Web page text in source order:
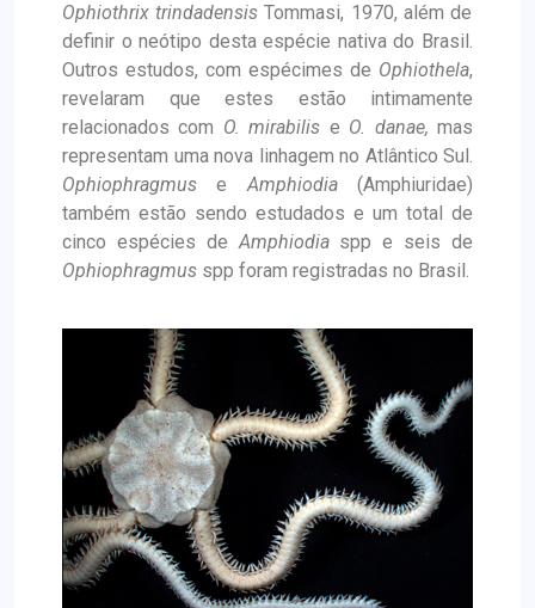
Ophiothrix trindadensis Tommasi, 1970, além de
definir o neótipo desta espécie nativa do Brasil.
Outros estudos, com espécimes de Ophiothela,
revelaram que estes estão intimamente
relacionados com O. mirabilis e O. danae, mas
representam uma nova linhagem no Atlântico Sul.
OphiophragmuseAmphiodia(Amphiuridae)
também estão sendo estudados e um total de
cinco espécies deAmphiodia spp e seis de
Ophiophragmus spp foram registradas no Brasil.